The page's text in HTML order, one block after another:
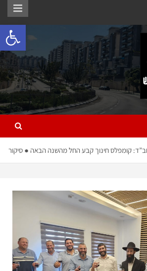
קומפלס חינוך קבע החל מהשנה הבאה ● סיקור